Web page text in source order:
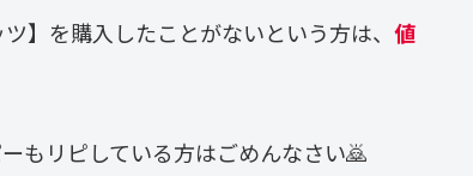
】を購入したことがないという方は、 値
もリピしている方はごめんなさい🙇